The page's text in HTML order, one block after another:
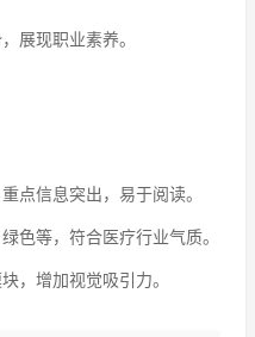
展现职业素养。
点信息突出，易于阅读。
色等，符合医疗行业气质。
，增加视觉吸引力。